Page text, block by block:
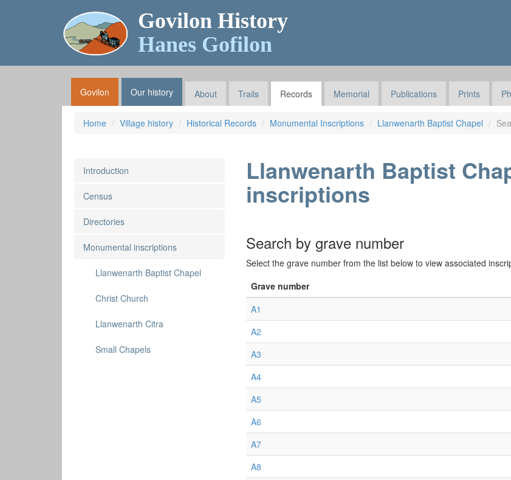
Govilon History
Hanes Gofilon
Govilon Our history About Trails Records Memorial Publications Prints
Home Village history Historical Records Monumental Inscriptions Llanwenarth Baptist Chapel
Llanwenarth Baptist
inscriptions
Search by grave number
Select the grave number from the list below to view associated
Grave number
A1
A2
A3
A4
A5
A6
A7
A8
Introduction
Census
Directories
Monumental inscriptions
Llanwenarth Baptist Chapel
Christ Church
Llanwenarth Citra
Small Chapels